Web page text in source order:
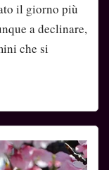
il giorno più
a declinare,
che si